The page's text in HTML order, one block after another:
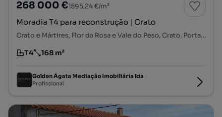
268 000 €1595,24 €/m²
Moradia T4 para reconstrução | Crato
Crato e Mártires, Flor da Rosa e Vale do Peso, Crato, Portalegre
Tipologia
T4
Preço por metro quadrado
168 m²
Golden Ágata Mediação Imobiliária lda
Profissional